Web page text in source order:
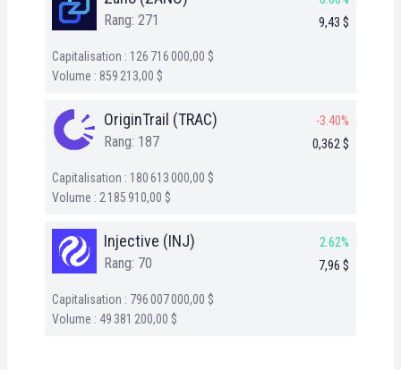
Rang: 271 9,43 $
Capitalisation : 126 716 000,00 $
Volume : 859 213,00 $
OriginTrail (TRAC)
Rang: 187
-3.40%
0,362 $
Capitalisation : 180 613 000,00 $
Volume : 2 185 910,00 $
Injective (INJ)
Rang: 70
2.62%
7,96 $
Capitalisation : 796 007 000,00 $
Volume : 49 381 200,00 $